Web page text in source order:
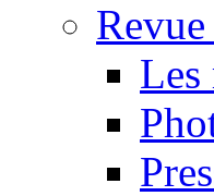
Les